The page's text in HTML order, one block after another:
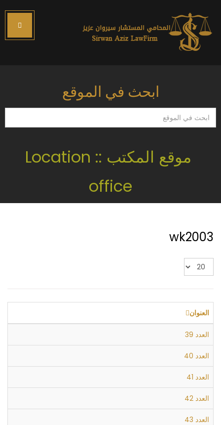
ابحث في الموقع
ابحث
في
موقع المكتب :: Location
office
wk2003
عدد
الإظهارات:
العنوان
العدد 39
العدد 40
العدد 41
العدد 42
العدد 43